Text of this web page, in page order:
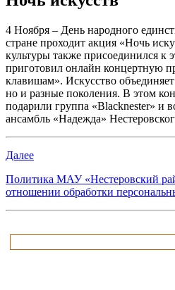
4 Ноября – День народного
стране проходит акция «Ночь
культуры также присоединился к
приготовил онлайн концертную
клавишам». Искусство
но и разные поколения. В этом
подарили группа «Blacknester» и
ансамбль «Надежда»
Далее
Политика МАУ «Нестеровский
отношении обработки